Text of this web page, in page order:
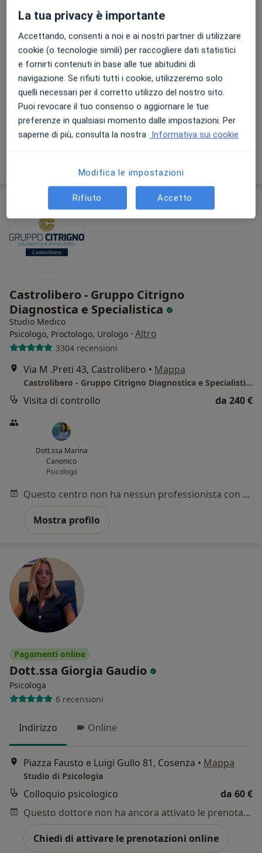
Altro
50 recensioni
Indirizzo 1 Indirizzo 2 Online
Via Giuseppe Verdi, 286/289, Rende• Mappa
Studio medico polispecialistico
Colloquio psicologico
50 €
Castrolibero - Gruppo Citrigno
Diagnostica e Specialistica
Studio Medico
Psicologo, Proctologo, Urologo · Altro
3304 recensioni
Via M .Preti 43, Castrolibero • Mappa
Castrolibero - Gruppo Citrigno Diagnostica e Specialistica
Visita di controllo da 240 €
Dott.ssa Marina
Canonico
Psicologo
Questo centro non ha nessun professionista con date disponibili
Mostra profilo
Pagamenti online
Dott.ssa Giorgia Gaudio
Psicologa
6 recensioni
Indirizzo Online
Piazza Fausto e Luigi Gullo 81, Cosenza • Mappa
Studio di Psicologia
Colloquio psicologico
da 60 €
Questo dottore non ha ancora attivato le prenotazioni online presso questo indirizzo.
Chiedi di attivare le prenotazioni online
La tua privacy è importante
Accettando, consenti a noi e ai nostri partner di utilizzare
cookie (o tecnologie simili) per raccogliere dati statistici
e fornirti contenuti in base alle tue abitudini di
navigazione. Se rifiuti tutti i cookie, utilizzeremo solo
quelli necessari per il corretto utilizzo del nostro sito.
Puoi revocare il tuo consenso o aggiornare le tue
preferenze in qualsiasi momento dalle impostazioni. Per
saperne di più, consulta la nostra Informativa sui cookie
Modifica le impostazioni
Rifiuto Accetto